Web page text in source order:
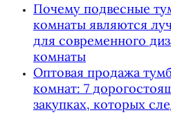
Почему подвесные
комнаты являются
для современного
комнаты
Оптовая продажа
комнат: 7
закупках, которых